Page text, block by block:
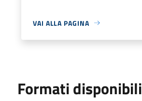
VAI ALLA PAGINA
Formati disponibili